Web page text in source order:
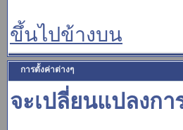
ขึ้นไปข้างบน
การตั้งค่าต่างๆ
จะเปลี่ยนแปลงกา